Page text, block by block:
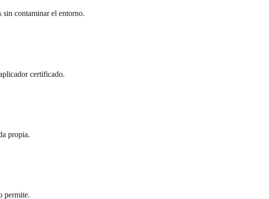
contaminar el entorno.
certificado.
propia.
permite.